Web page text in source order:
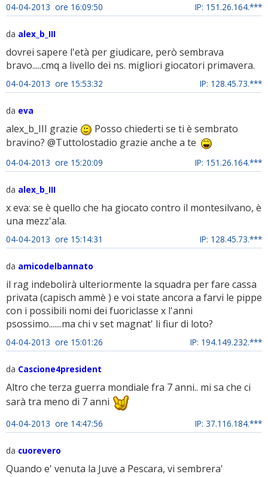
04-04-2013 ore 16:09:50 IP: 151.26.164.***
da alex_b_III
dovrei sapere l'età per giudicare, però sembrava
bravo.....cmq a livello dei ns. migliori giocatori primavera.
04-04-2013 ore 15:53:32 IP: 128.45.73.***
da eva
alex_b_III grazie
Posso chiederti se ti è sembrato
bravino? @Tuttolostadio grazie anche a te
04-04-2013 ore 15:20:09 IP: 151.26.164.***
da alex_b_III
x eva: se è quello che ha giocato contro il montesilvano, è
una mezz'ala.
04-04-2013 ore 15:14:31 IP: 128.45.73.***
da amicodelbannato
il rag indebolirà ulteriormente la squadra per fare cassa
privata (capisch ammè ) e voi state ancora a farvi le pippe
con i possibili nomi dei fuoriclasse x l'anni
psossimo.......ma chi v set magnat' li fiur di loto?
04-04-2013 ore 15:01:26 IP: 194.149.232.***
da Cascione4president
Altro che terza guerra mondiale fra 7 anni.. mi sa che ci
sarà tra meno di 7 anni
04-04-2013 ore 14:47:56 IP: 37.116.184.***
da cuorevero
Quando e' venuta la Juve a Pescara, vi sembrera'